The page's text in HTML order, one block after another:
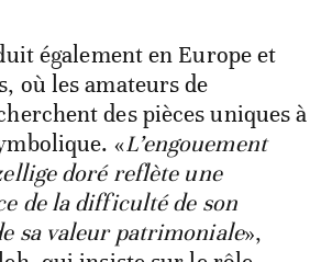
également en Europe et
où les amateurs de
des pièces uniques à
«L’engouement
doré reflète une
de la difficulté de son
sa valeur patrimoniale»,